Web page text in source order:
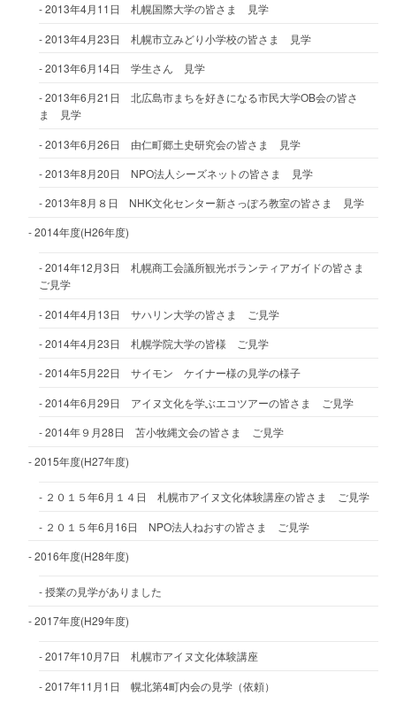
2013年4月11日 札幌国際大学の皆さま 見学
2013年4月23日 札幌市立みどり小学校の皆さま 見学
2013年6月14日 学生さん 見学
2013年6月21日 北広島市まちを好きになる市民大学OB会の皆さ
ま 見学
2013年6月26日 由仁町郷土史研究会の皆さま 見学
2013年8月20日 NPO法人シーズネットの皆さま 見学
2013年8月８日 NHK文化センター新さっぽろ教室の皆さま 見学
2014年度(H26年度)
2014年12月3日 札幌商工会議所観光ボランティアガイドの皆さま
ご見学
2014年4月13日 サハリン大学の皆さま ご見学
2014年4月23日 札幌学院大学の皆様 ご見学
2014年5月22日 サイモン ケイナー様の見学の様子
2014年6月29日 アイヌ文化を学ぶエコツアーの皆さま ご見学
2014年９月28日 苫小牧縄文会の皆さま ご見学
2015年度(H27年度)
２０１５年6月１４日 札幌市アイヌ文化体験講座の皆さま ご見学
２０１５年6月16日 NPO法人ねおすの皆さま ご見学
2016年度(H28年度)
授業の見学がありました
2017年度(H29年度)
2017年10月7日 札幌市アイヌ文化体験講座
2017年11月1日 幌北第4町内会の見学（依頼）